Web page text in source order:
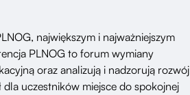
największym i najważniejszym
PLNOG to forum wymiany
oraz analizują i nadzorują rozwój
uczestników miejsce do spokojnej